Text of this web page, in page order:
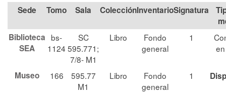
Tomo Sala Colección Signatura
Biblioteca
SEA
bs-
1124
SC
595.771;
7/8- M1
Libro
Fondo
general
1
Museo 166
595.77
M1
Libro
Fondo
general
1